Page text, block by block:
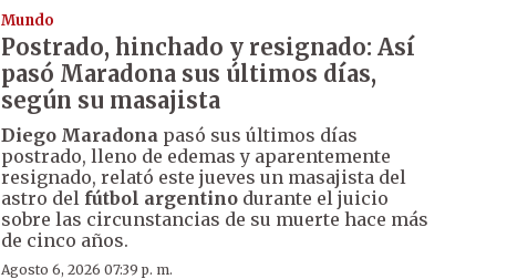
Mundo
Postrado, hinchado y resignado: Así
pasó Maradona sus últimos días,
según su masajista
Diego Maradona pasó sus últimos días
postrado, lleno de edemas y aparentemente
resignado, relató este jueves un masajista del
astro del fútbol argentinodurante el juicio
sobre las circunstancias de su muerte hace más
de cinco años.
Agosto 6, 2026 07:39 p. m.